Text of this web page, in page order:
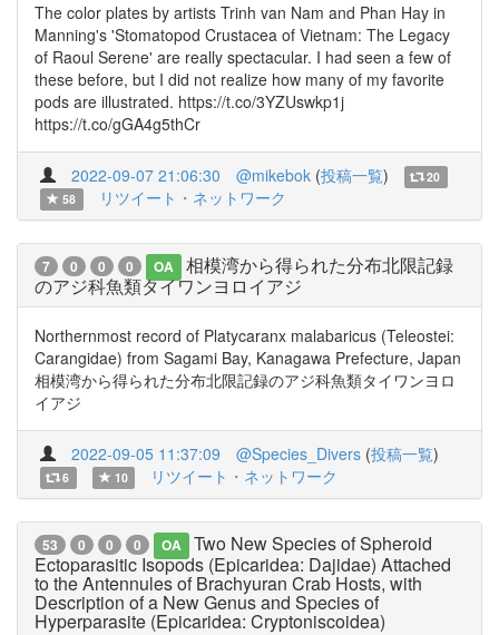
The color plates by artists Trinh van Nam and Phan Hay in
Manning's 'Stomatopod Crustacea of Vietnam: The Legacy
of Raoul Serene' are really spectacular. I had seen a few of
these before, but I did not realize how many of my favorite
pods are illustrated. https://t.co/3YZUswkp1j
https://t.co/gGA4g5thCr
2022-09-07 21:06:30 @mikebok (投稿一覧)
20
58
リツイート・ネットワーク
7 0 0 0 OA
相模湾から得られた分布北限記録
のアジ科魚類タイワンヨロイアジ
Northernmost record of Platycaranx malabaricus (Teleostei:
Carangidae) from Sagami Bay, Kanagawa Prefecture, Japan
相模湾から得られた分布北限記録のアジ科魚類タイワンヨロ
イアジ
2022-09-05 11:37:09 @Species_Divers (投稿一覧)
6 10 リツイート・ネットワーク
53 0 0 0 OA
Two New Species of Spheroid
Ectoparasitic Isopods (Epicaridea: Dajidae) Attached
to the Antennules of Brachyuran Crab Hosts, with
Description of a New Genus and Species of
Hyperparasite (Epicaridea: Cryptoniscoidea)